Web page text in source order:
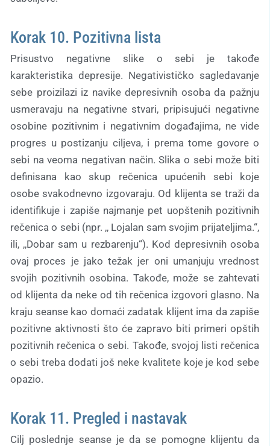
Korak 10. Pozitivna lista
Prisustvo negativne slike o sebi je takođe
karakteristika depresije. Negativističko sagledavanje
sebe proizilazi iz navike depresivnih osoba da pažnju
usmeravaju na negativne stvari, pripisujući negativne
osobine pozitivnim i negativnim događajima, ne vide
progres u postizanju ciljeva, i prema tome govore o
sebi na veoma negativan način. Slika o sebi može biti
definisana kao skup rečenica upućenih sebi koje
osobe svakodnevno izgovaraju. Od klijenta se traži da
identifikuje i zapiše najmanje pet uopštenih pozitivnih
rečenica o sebi (npr. ,, Lojalan sam svojim prijateljima.“,
ili, ,,Dobar sam u rezbarenju“). Kod depresivnih osoba
ovaj proces je jako težak jer oni umanjuju vrednost
svojih pozitivnih osobina. Takođe, može se zahtevati
od klijenta da neke od tih rečenica izgovori glasno. Na
kraju seanse kao domaći zadatak klijent ima da zapiše
pozitivne aktivnosti što će zapravo biti primeri opštih
pozitivnih rečenica o sebi. Takođe, svojoj listi rečenica
o sebi treba dodati još neke kvalitete koje je kod sebe
opazio.
Korak 11. Pregled i nastavak
Cilj poslednje seanse je da se pomogne klijentu da